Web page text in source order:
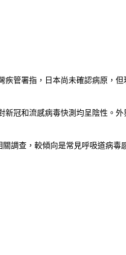
管署指，日本尚未確認病原，
冠和流感病毒快測均呈陰性。外
調查，較傾向是常見呼吸道病毒